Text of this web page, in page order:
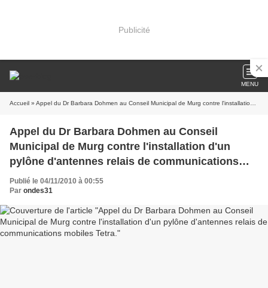
Publicité
MENU
Accueil » Appel du Dr Barbara Dohmen au Conseil Municipal de Murg contre l'installation d'un pylône d'antennes relais de communications mobiles Tetra.
Appel du Dr Barbara Dohmen au Conseil
Municipal de Murg contre l'installation d'un
pylône d'antennes relais de communications
mobiles Tetra.
Publié le 04/11/2010 à 00:55
Par ondes31